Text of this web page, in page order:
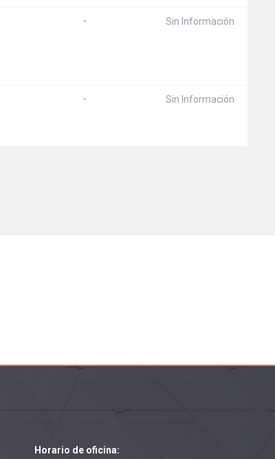
- Sin Información
- Sin Información
Horario de oficina: